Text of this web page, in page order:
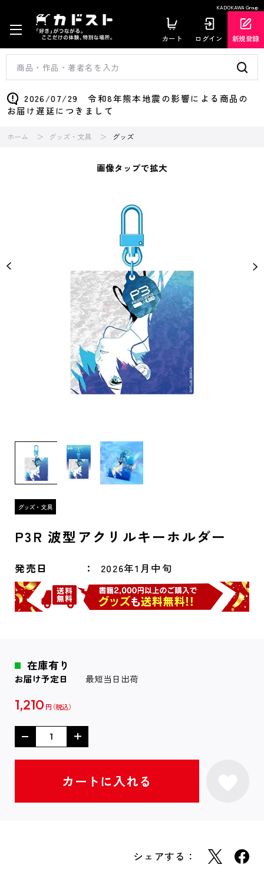
KADOKAWA Group
カート ログイン 新規登録
2026/07/29 令和8年熊本地震の影響による商品の
お届け遅延につきまして
ホーム グッズ・文具 グッズ
画像タップで拡大
P3R 波型アクリルキーホルダー
発売日 2026年1月中旬
在庫有り
お届け予定日 最短当日出荷
1,210 円
シェアする：